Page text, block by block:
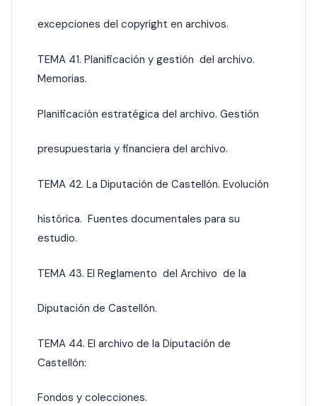
excepciones del copyright en archivos.
TEMA 41. Planificación y gestión del archivo.
Memorias.
Planificación estratégica del archivo. Gestión
presupuestaria y financiera del archivo.
TEMA 42. La Diputación de Castellón. Evolución
histórica. Fuentes documentales para su
estudio.
TEMA 43. El Reglamento del Archivo de la
Diputación de Castellón.
TEMA 44. El archivo de la Diputación de
Castellón:
Fondos y colecciones.